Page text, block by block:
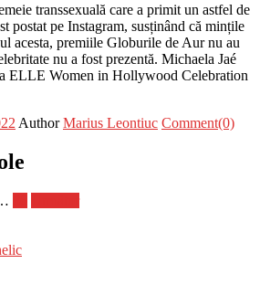
transsexuală care a primit un astfel de
postat pe Instagram, susținând că mințile
acesta, premiile Globurile de Aur nu au
nu a fost prezentă. Michaela Jaé
ELLE Women in Hollywood Celebration
Author Marius Leontiuc Comment(0)